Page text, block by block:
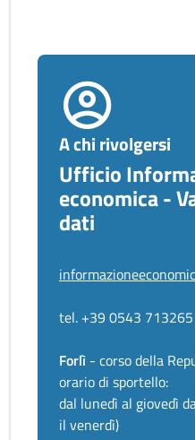
A chi rivolgersi
Ufficio
economica -
dati
tel. +39 0543 713265
Forlì - corso della
orario di sportello:
dal lunedì al giovedì
il venerdì)